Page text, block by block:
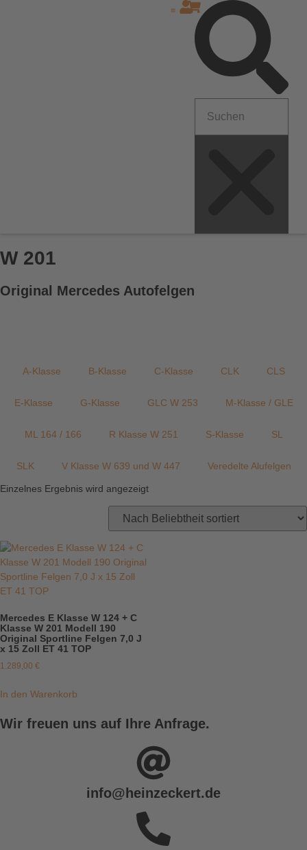
W 201
Original Mercedes Autofelgen
A-Klasse B-Klasse C-Klasse CLK CLS
E-Klasse G-Klasse GLC W 253 M-Klasse / GLE
ML 164 / 166 R Klasse W 251 S-Klasse SL
SLK V Klasse W 639 und W 447 Veredelte Alufelgen
Einzelnes Ergebnis wird angezeigt
Mercedes E Klasse W 124 + C
Klasse W 201 Modell 190
Original Sportline Felgen 7,0 J
x 15 Zoll ET 41 TOP
1.289,00 €
In den Warenkorb
Wir freuen uns auf Ihre Anfrage.
info@heinzeckert.de